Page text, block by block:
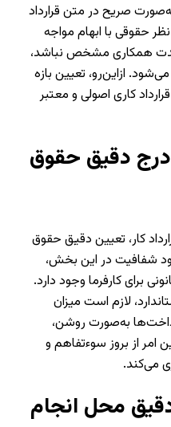
صریح در متن قرارداد
حقوقی با ابهام مواجه
همکاری مشخص نباشد،
می‌شود. ازاین‌رو، تعیین بازه
کاری اصولی و معتبر
دقیق حقوق
کار، تعیین دقیق حقوق
شفافیت در این بخش،
برای کارفرما وجود دارد.
لازم است میزان
به‌صورت روشن،
امر از بروز سوء‌تفاهم و
می‌کند.
محل انجام